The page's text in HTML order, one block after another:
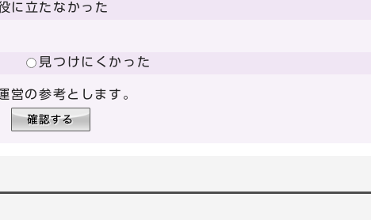
に立たなかった
見つけにくかった
営の参考とします。